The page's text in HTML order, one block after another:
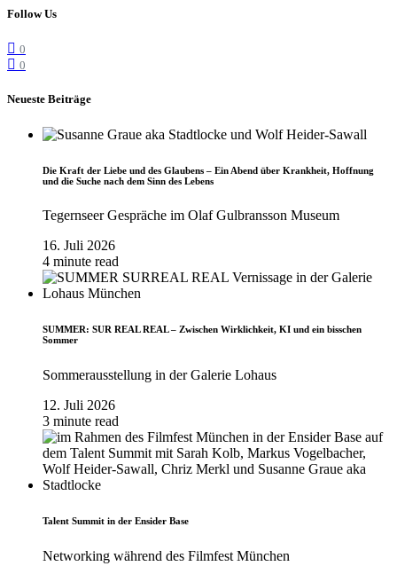
Follow Us
0
0
Neueste Beiträge
Die Kraft der Liebe und des Glaubens – Ein Abend über Krankheit, Hoffnung
und die Suche nach dem Sinn des Lebens
Tegernseer Gespräche im Olaf Gulbransson Museum
16. Juli 2026
4 minute read
SUMMER: SUR REAL REAL – Zwischen Wirklichkeit, KI und ein bisschen
Sommer
Sommerausstellung in der Galerie Lohaus
12. Juli 2026
3 minute read
Talent Summit in der Ensider Base
Networking während des Filmfest München